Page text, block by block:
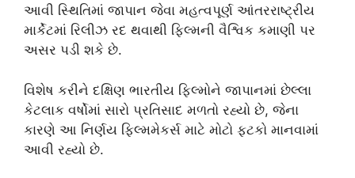
આવી સ્થિતિમાં જાપાન જેવા મહત્વપૂર્ણ આંતરરાષ્ટ્રીય
માર્કેટમાં રિલીઝ રદ થવાથી ફિલ્મની વૈશ્વિક કમાણી પર
અસર પડી શકે છે.
વિશેષ કરીને દક્ષિણ ભારતીય ફિલ્મોને જાપાનમાં છેલ્લા
કેટલાક વર્ષોમાં સારો પ્રતિસાદ મળતો રહ્યો છે, જેના
કારણે આ નિર્ણય ફિલ્મમેકર્સ માટે મોટો ફટકો માનવામાં
આવી રહ્યો છે.